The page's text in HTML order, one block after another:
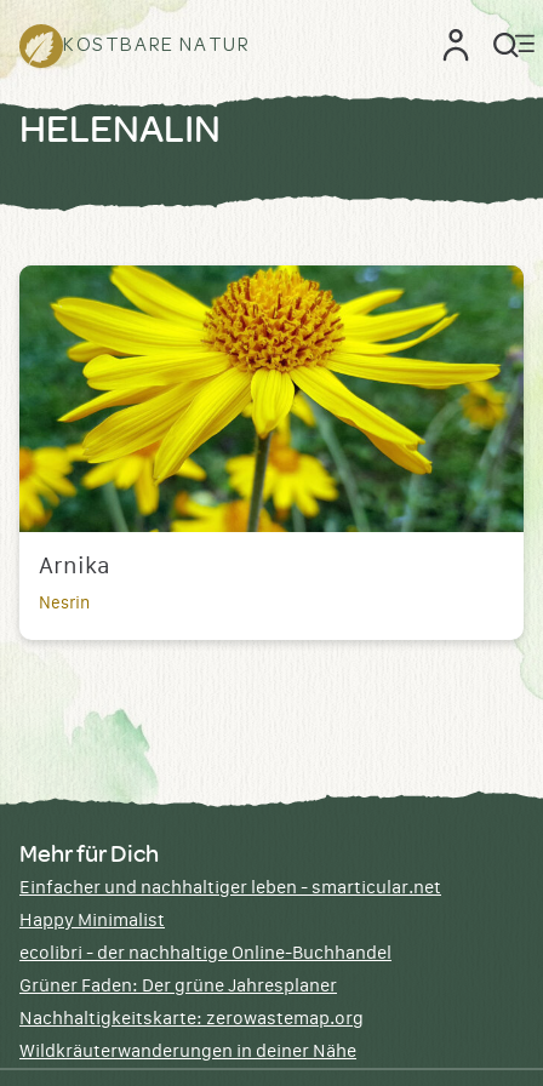
KOSTBARE NATUR
HELENALIN
Arnika
Nesrin
Mehr für Dich
Einfacher und nachhaltiger leben - smarticular.net
Happy Minimalist
ecolibri - der nachhaltige Online-Buchhandel
Grüner Faden: Der grüne Jahresplaner
Nachhaltigkeitskarte: zerowastemap.org
Wildkräuterwanderungen in deiner Nähe